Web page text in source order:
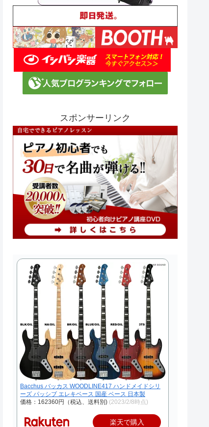
スポンサーリンク
Bacchus バッカス WOODLINE417 ハンドメイドシリ
ーズ パッシブ エレキベース 国産 ベース 日本製
価格：162360円（税込、送料別) (2023/2/8時点)
楽天で購入